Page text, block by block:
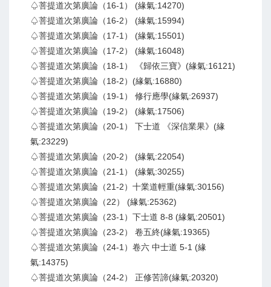
♤菩提道次第廣論（16-1） (緣氣:14270)
♤菩提道次第廣論（16-2） (緣氣:15994)
♤菩提道次第廣論（17-1） (緣氣:15501)
♤菩提道次第廣論（17-2） (緣氣:16048)
♤菩提道次第廣論（18-1） 《歸依三寶》(緣氣:16121)
♤菩提道次第廣論（18-2）(緣氣:16880)
♤菩提道次第廣論（19-1） 修行應學(緣氣:26937)
♤菩提道次第廣論（19-2） (緣氣:17506)
♤菩提道次第廣論（20-1） 下士道 《深信業果》(緣
氣:23229)
♤菩提道次第廣論（20-2） (緣氣:22054)
♤菩提道次第廣論（21-1） (緣氣:30255)
♤菩提道次第廣論（21-2）十業道輕重(緣氣:30156)
♤菩提道次第廣論（22） (緣氣:25362)
♤菩提道次第廣論（23-1）下士道 8-8 (緣氣:20501)
♤菩提道次第廣論（23-2） 卷五終(緣氣:19365)
♤菩提道次第廣論（24-1）卷六 中士道 5-1 (緣
氣:14375)
♤菩提道次第廣論（24-2） 正修苦諦(緣氣:20320)